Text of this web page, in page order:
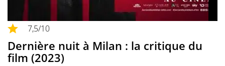
7,5/10
Dernière nuit à Milan : la critique du
film (2023)